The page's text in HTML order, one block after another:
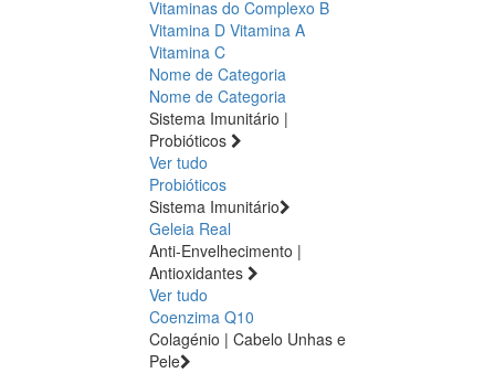
Vitaminas do Complexo B
Vitamina D Vitamina A
Vitamina C
Nome de Categoria
Nome de Categoria
Sistema Imunitário |
Probióticos
Ver tudo
Probióticos
Sistema Imunitário
Geleia Real
Anti-Envelhecimento |
Antioxidantes
Ver tudo
Coenzima Q10
Colagénio | Cabelo Unhas e
Pele